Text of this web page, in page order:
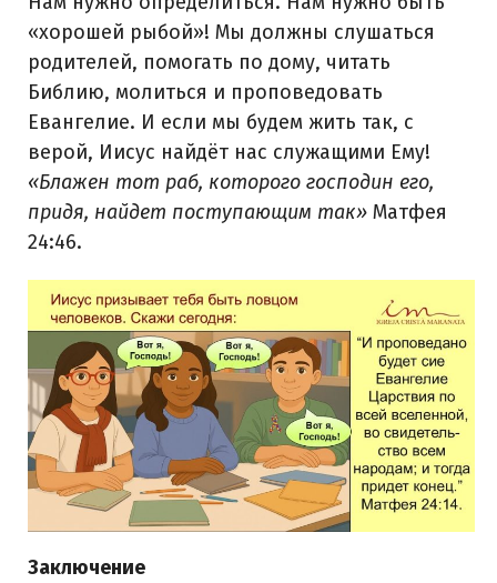
«хорошей рыбой»! Мы должны слушаться
родителей, помогать по дому, читать
Библию, молиться и проповедовать
Евангелие. И если мы будем жить так, с
верой, Иисус найдёт нас служащими Ему!
«Блажен тот раб, которого господин его,
придя, найдет поступающим так» Матфея
24:46.
Заключение